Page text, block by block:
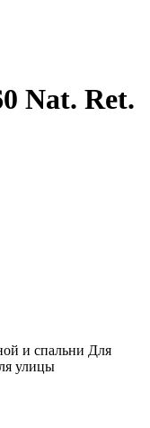
Nat. Ret.
и спальни Для
улицы